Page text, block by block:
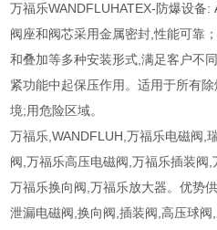
万福乐WANDFLUHATEX-防爆设备:
阀座和阀芯采用金属密封,性能可靠
和叠加等多种安装形式,满足客户不
紧功能中起保压作用。适用于所有
境;用危险区域。
万福乐,WANDFLUH,万福乐电磁阀,
阀,万福乐高压电磁阀,万福乐插装阀
万福乐换向阀,万福乐放大器。优势
泄漏电磁阀,换向阀,插装阀,高压球阀